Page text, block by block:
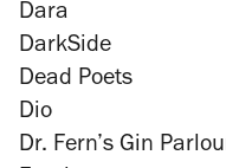
Dara
DarkSide
Dead Poets
Dio
Dr. Fern’s Gin